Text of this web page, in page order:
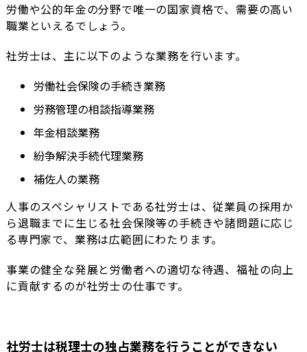
労働や公的年金の分野で唯一の国家資格で、需要の高い
職業といえるでしょう。
社労士は、主に以下のような業務を行います。
労働社会保険の手続き業務
労務管理の相談指導業務
年金相談業務
紛争解決手続代理業務
補佐人の業務
人事のスペシャリストである社労士は、従業員の採用か
ら退職までに生じる社会保険等の手続きや諸問題に応じ
る専門家で、業務は広範囲にわたります。
事業の健全な発展と労働者への適切な待遇、福祉の向上
に貢献するのが社労士の仕事です。
社労士は税理士の独占業務を行うことができない